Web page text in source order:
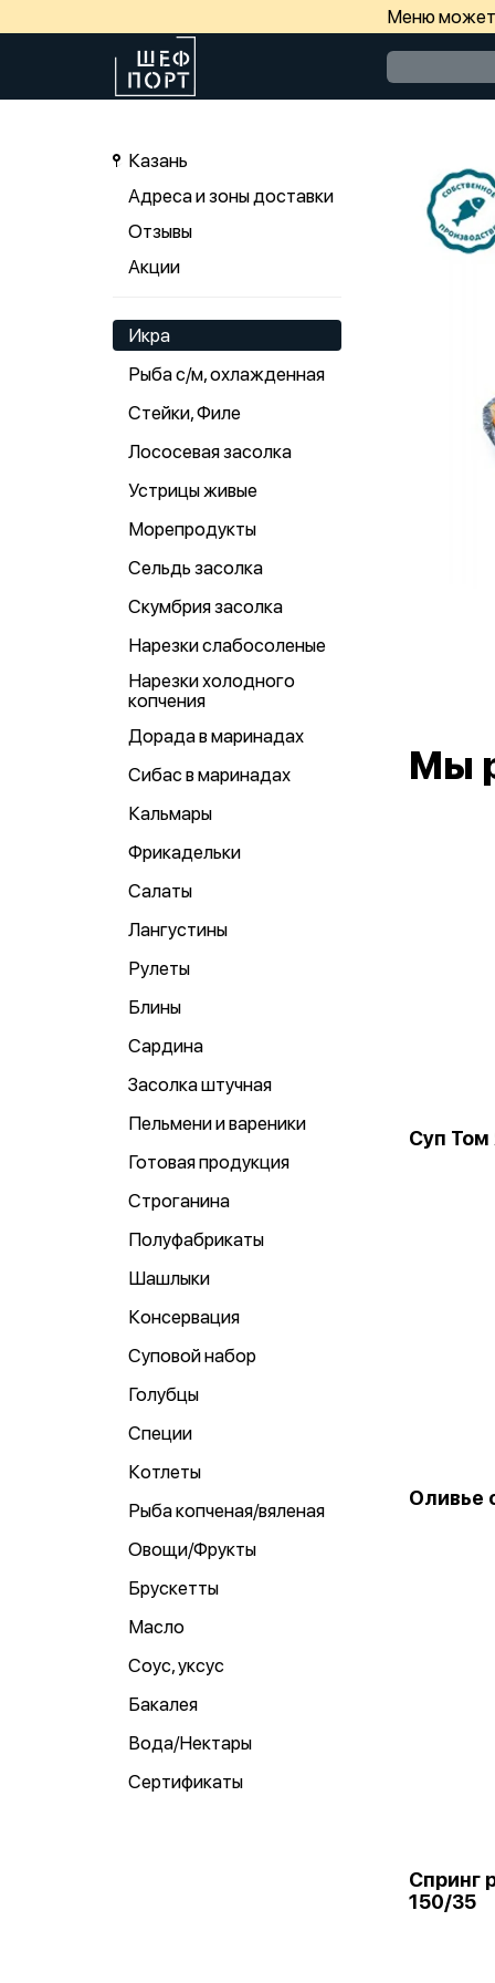
Меню может
Казань
Адреса и зоны доставки
Отзывы
Акции
Икра
Рыба с/м, охлажденная
Стейки, Филе
Лососевая засолка
Устрицы живые
Морепродукты
Сельдь засолка
Скумбрия засолка
Нарезки слабосоленые
Нарезки холодного
копчения
Дорада в маринадах
Сибас в маринадах
Кальмары
Фрикадельки
Салаты
Лангустины
Рулеты
Блины
Сардина
Засолка штучная
Пельмени и вареники
Готовая продукция
Строганина
Полуфабрикаты
Шашлыки
Консервация
Суповой набор
Голубцы
Специи
Котлеты
Рыба копченая/вяленая
Овощи/Фрукты
Брускетты
Масло
Соус, уксус
Бакалея
Вода/Нектары
Сертификаты
Мы
Суп
Оливье
Спринг
150/35